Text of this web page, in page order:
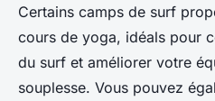
Certains camps de surf
cours de yoga, idéals pour
du surf et améliorer votre
souplesse. Vous pouvez